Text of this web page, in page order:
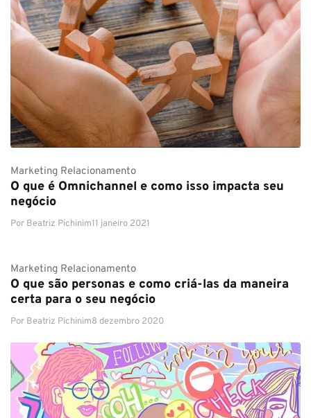
Marketing Relacionamento
O que é Omnichannel e como isso impacta seu
negócio
Por Beatriz Pichinim11 janeiro 2021
Marketing Relacionamento
O que são personas e como criá-las da maneira
certa para o seu negócio
Por Beatriz Pichinim8 dezembro 2020